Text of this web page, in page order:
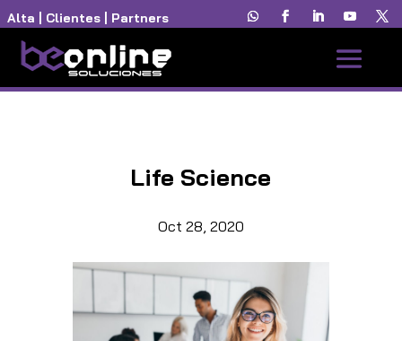
Alta Clientes Partners
Life Science
Oct 28, 2020